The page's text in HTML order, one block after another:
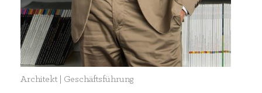
Architekt | Geschäftsführung